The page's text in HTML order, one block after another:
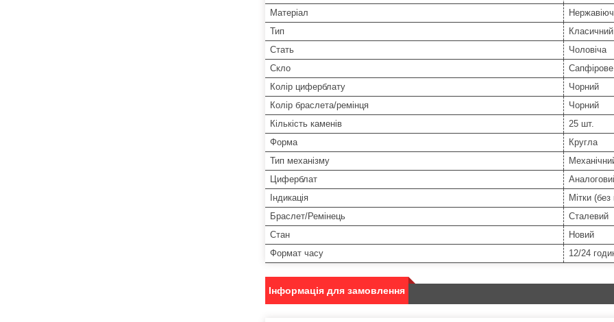
Матеріал
Тип
Класичний
Стать
Чоловіча
Скло
Колір циферблату
Чорний
Колір браслета/ремінця
Чорний
Кількість каменів
25 шт.
Форма
Кругла
Тип механізму
Циферблат
Індикація
Мітки
Браслет/Ремінець
Сталевий
Стан
Новий
Формат часу
12/24
Інформація для замовлення